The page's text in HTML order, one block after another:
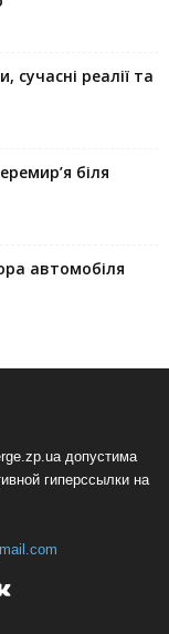
сучасні реалії та
біля
автомобіля
допустима
гиперссылки на